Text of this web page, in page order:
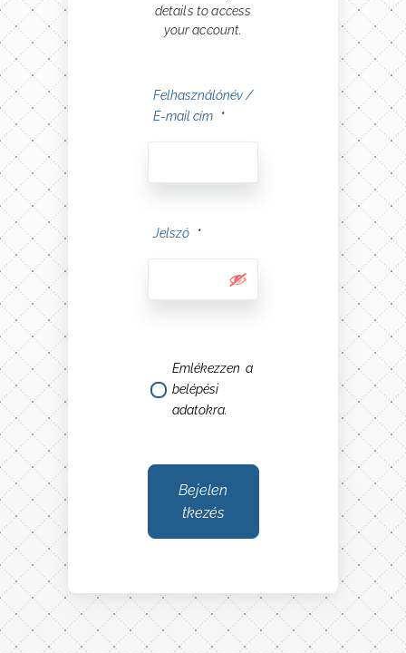
details to access
your account.
Felhasználónév /
E-mail cím
*
Jelszó *
Emlékezzen a
belépési
adatokra.
Bejelen
tkezés